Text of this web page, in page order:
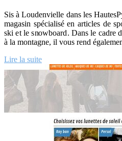
Sis à Loudenvielle dans les
magasin spécialisé en articles de
ski et le snowboard. Dans le cadre
à la montagne, il vous rend
Lire la suite